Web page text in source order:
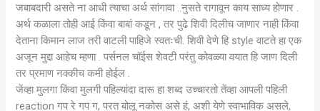
जबाबदारी असते ना आधी त्याचा अर्थ सांगावा ..नुसते रागावून काय साध्य होणार .
अर्थ कळाला तोही आई किंवा बाबां कडून , तर पुढे शिवी दिलीच जाणार नाही किंवा
देताना किमान लाज तरी वाटली पाहिजे स्वतःची. शिवी देणे हि style वाटते हा एक
अजून मुद्दा आहेच म्हणा . पर्सनल चॉईस शेवटी परंतु कोवळ्या वयात हि जाण दिली
तर प्रमाण नक्कीच कमी होईल .
जेंव्हा मुलगा किंवा मुलगी पहिल्यांदा दारू हा शब्द उच्चारतो तेंव्हा आपली पहिली
reaction गप रे गप ग, परत बोलू नकोस असे हं, अशी येणे स्वाभाविक असले,